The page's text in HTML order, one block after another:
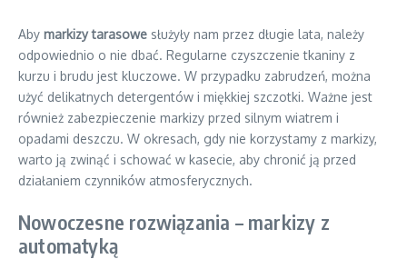
Aby markizy tarasowe służyły nam przez długie lata, należy
odpowiednio o nie dbać. Regularne czyszczenie tkaniny z
kurzu i brudu jest kluczowe. W przypadku zabrudzeń, można
użyć delikatnych detergentów i miękkiej szczotki. Ważne jest
również zabezpieczenie markizy przed silnym wiatrem i
opadami deszczu. W okresach, gdy nie korzystamy z markizy,
warto ją zwinąć i schować w kasecie, aby chronić ją przed
działaniem czynników atmosferycznych.
Nowoczesne rozwiązania – markizy z
automatyką